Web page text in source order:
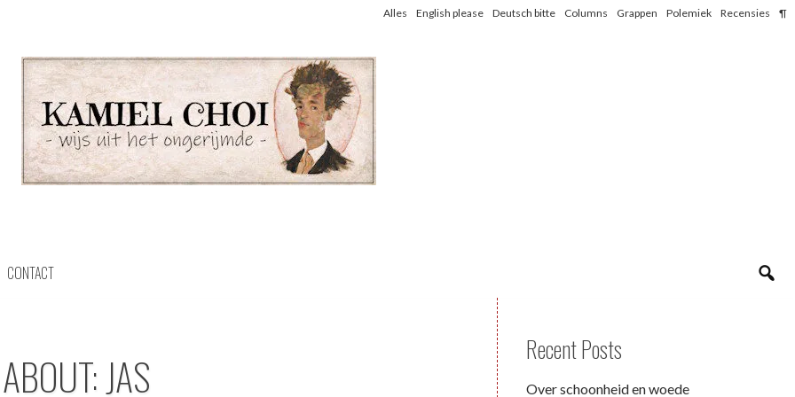
Alles English please Deutsch bitte Columns Grappen Polemiek Recensies ¶
CONTACT
JAS Recent Posts
Over schoonheid en woede